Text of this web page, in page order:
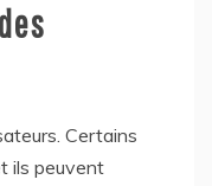
Certains
ils peuvent